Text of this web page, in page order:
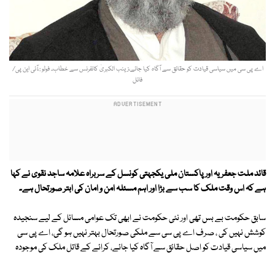
اے پی سی میں سیاسی قیادت کو حقائق سے آگاہ کیا جائے،زینب الکبریٰ کانفرنس سے خطاب۔ فوٹو : ٓٓآئی این پی/
فائل
قائد ملت جعفریہ اور پاکستان ملی یکجہتی کونسل کے سربراہ علامہ ساجد نقوی نے کہا
ہے کہ اس وقت ملک کا سب سے بڑا اور اہم مسئلہ امن و امان کی ابتر صورتحال ہے۔
سابق حکومت بے بس تھی اور نئی حکومت نے ابھی تک عوامی مسائل کے لیے سنجیدہ
کوشش نہیں کی ، صرف اے پی سی سے ملکی صورتحال بہتر نہیں ہو گی، اے پی سی
میں سیاسی قیادت کو اصل حقائق سے آگاہ کیا جائے، کرائے کے قاتل ملک کی موجودہ